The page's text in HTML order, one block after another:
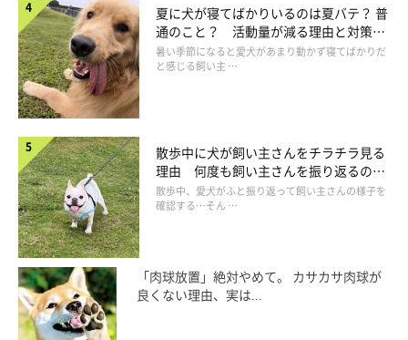
夏に犬が寝てばかりいるのは夏バテ？ 普
通のこと？ 活動量が減る理由と対策と
は
暑い季節になると愛犬があまり動かず寝てばかりだ
と感じる飼い主 …
散歩中に犬が飼い主さんをチラチラ見る
理由 何度も飼い主さんを振り返るのは
なぜ？
散歩中、愛犬がふと振り返って飼い主さんの様子を
確認する…そん …
「肉球放置」絶対やめて。 カサカサ肉球が
良くない理由、実は...